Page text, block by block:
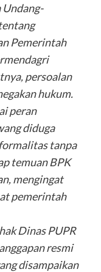
Undang-
Pemerintah
persoalan
hukum.
peran
diduga
tanpa
temuan BPK
mengingat
pemerintah
Dinas PUPR
resmi
disampaikan